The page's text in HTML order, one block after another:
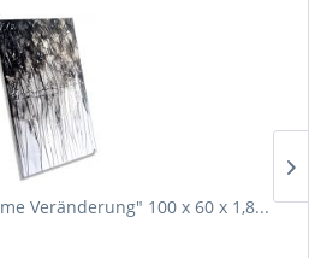
Veränderung" 100 x 60 x 1,8...